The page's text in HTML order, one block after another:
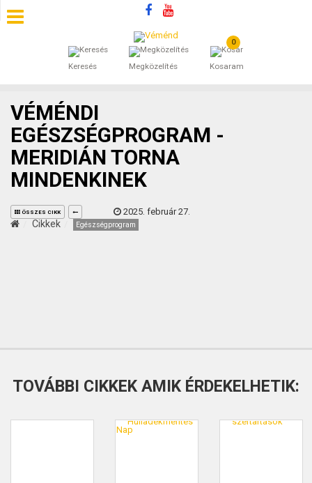
Keresés Megközelítés
0
Kosaram
SZÁLLÁSOK
ÁLTALÁNOS SZERZŐDÉSI FELTÉTELEK
KINCSES BARANYA VÉMÉND
VÉMÉNDI
EGÉSZSÉGPROGRAM -
MERIDIÁN TORNA
MINDENKINEK
ÖSSZES CIKK 2025. február 27.
Cikkek Egészségprogram
TOVÁBBI CIKKEK AMIK ÉRDEKELHETIK: